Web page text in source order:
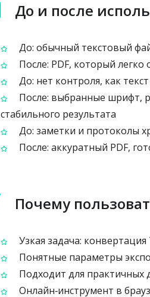
До и после
До: обычный текстовый
После: PDF, который
До: нет контроля, как
После: выбранные шрифт,
стабильного результата
До: заметки и протоколы
После: аккуратный PDF,
Почему
Узкая задача:
Понятные параметры
Подходит для практичных
Онлайн‑инструмент в